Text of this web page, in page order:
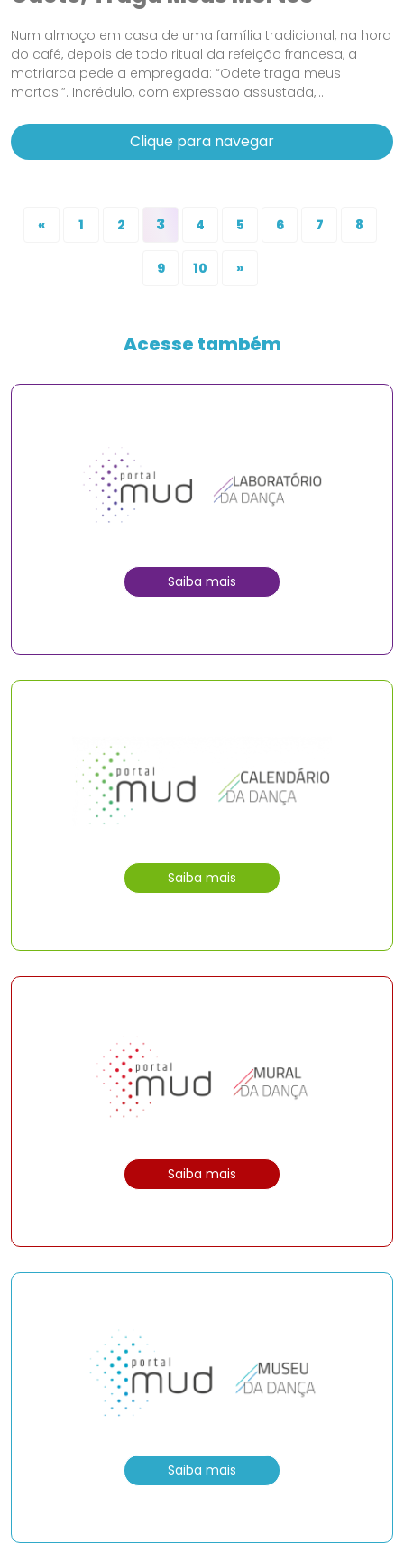
Num almoço em casa de uma família tradicional, na hora
do café, depois de todo ritual da refeição francesa, a
matriarca pede a empregada: “Odete traga meus
mortos!”. Incrédulo, com expressão assustada,...
Clique para navegar
« 1 2 3 4 5 6 7 8
9 10 »
Acesse também
Saiba mais
Saiba mais
Saiba mais
Saiba mais